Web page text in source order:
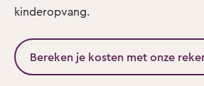
kinderopvang.
Bereken je kosten met onze